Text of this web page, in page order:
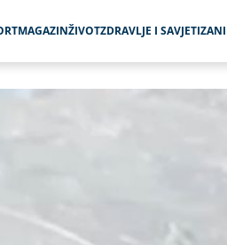
MAGAZINŽIVOTZDRAVLJE I SAVJETI